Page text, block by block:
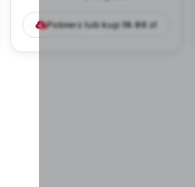
Pobierz lub kup19.90zł